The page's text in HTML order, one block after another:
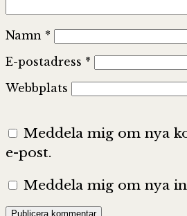
Namn *
E-postadress *
Webbplats
Meddela mig om nya
e-post.
Meddela mig om nya